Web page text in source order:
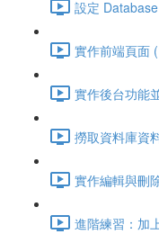
設定
實作前端頁面
實作後台功能
撈取資料庫資
實作編輯與刪
進階練習：加